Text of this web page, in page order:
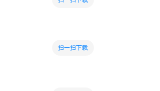
扫一扫下载